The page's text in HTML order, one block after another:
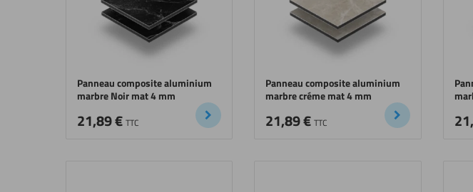
Panneau composite aluminium
marbre Noir mat 4 mm
21,89€ TTC
Panneau composite aluminium
marbre créme mat 4 mm
21,89€ TTC